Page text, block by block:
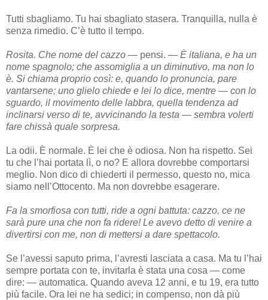
Tutti sbagliamo. Tu hai sbagliato stasera. Tranquilla, nulla è
senza rimedio. C’è tutto il tempo.
Rosita. Che nome del cazzo — pensi. — È italiana, e ha un
nome spagnolo; che assomiglia a un diminutivo, ma non lo
è. Si chiama proprio così: e, quando lo pronuncia, pare
vantarsene; uno glielo chiede e lei lo dice, mentre — con lo
sguardo, il movimento delle labbra, quella tendenza ad
inclinarsi verso di te, avvicinando la testa — sembra volerti
fare chissà quale sorpresa.
La odii. È normale. È lei che è odiosa. Non ha rispetto. Sei
tu che l’hai portata lì, o no? E allora dovrebbe comportarsi
meglio. Non dico di chiederti il permesso, questo no, mica
siamo nell’Ottocento. Ma non dovrebbe esagerare.
Fa la smorfiosa con tutti, ride a ogni battuta: cazzo, ce ne
sarà pure una che non fa ridere! Le avevo detto di venire a
divertirsi con me, non di mettersi a dare spettacolo.
Se l’avessi saputo prima, l’avresti lasciata a casa. Ma tu l’hai
sempre portata con te, invitarla è stata una cosa — come
dire: — automatica. Quando aveva 12 anni, e tu 19, era tutto
più facile. Ora lei ne ha sedici; in compenso, non dà più